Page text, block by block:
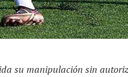
su manipulación sin